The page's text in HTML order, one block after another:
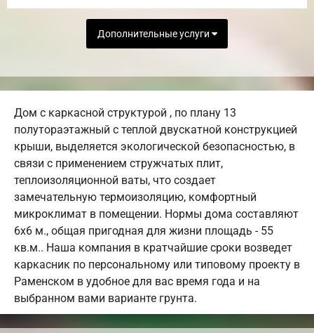
Дополнительные услуги
Дом с каркасной структурой , по плану 13
полутораэтажный с теплой двускатной конструкцией
крыши, выделяется экологической безопасностью, в
связи с применением стружчатых плит,
теплоизоляционной ваты, что создает
замечательную термоизоляцию, комфортный
микроклимат в помещении. Нормы дома составляют
6х6 м., общая пригодная для жизни площадь - 55
кв.м.. Наша компания в кратчайшие сроки возведет
каркасник по персональному или типовому проекту в
Раменском в удобное для вас время года и на
выбранном вами варианте грунта.